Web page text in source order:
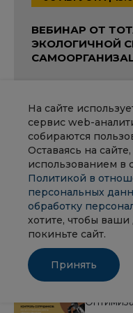
ВЕБИНАР ОТ
ЭКОЛОГИЧНОЙ
не только
Вас ждут
регистрируйтесь!
Популярное
На сайте
сервис web-
собираются
Оставаясь на
использованием в
Политикой в
персональных
обработку
хотите, чтобы
покиньте сайт.
Принять